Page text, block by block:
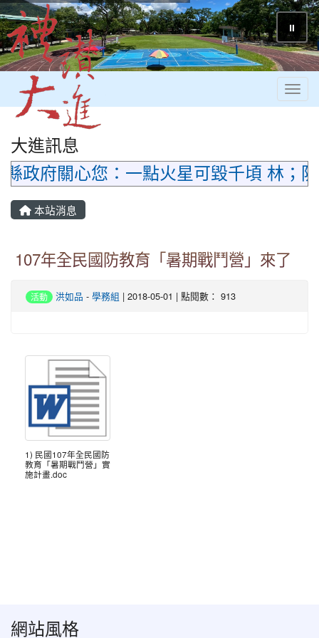
⏸
大進訊息
政府關心您：一點火星可毀千頃 林；
本站消息
107年全民國防教育「暑期戰鬥營」來了
活動 洪如品 - 學務組 | 2018-05-01 | 點閱數： 913
1) 民國107年全民國防
教育「暑期戰鬥營」實
施計畫.doc
網站風格